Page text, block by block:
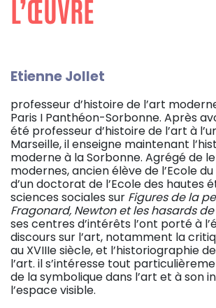
L’ŒUVRE
Etienne Jollet
professeur d’histoire de l’art
Paris I Panthéon-Sorbonne. Après
été professeur d’histoire de l’art à
Marseille, il enseigne maintenant
moderne à la Sorbonne. Agrégé de
modernes, ancien élève de l’Ecole
d’un doctorat de l’Ecole des hautes
sciences sociales sur Figures de la
Fragonard, Newton et les hasards
ses centres d’intérêts l’ont porté à
discours sur l’art, notamment la
au XVIIIe siècle, et l’historiographie
l’art. il s’intéresse tout
de la symbolique dans l’art et à son
l’espace visible.